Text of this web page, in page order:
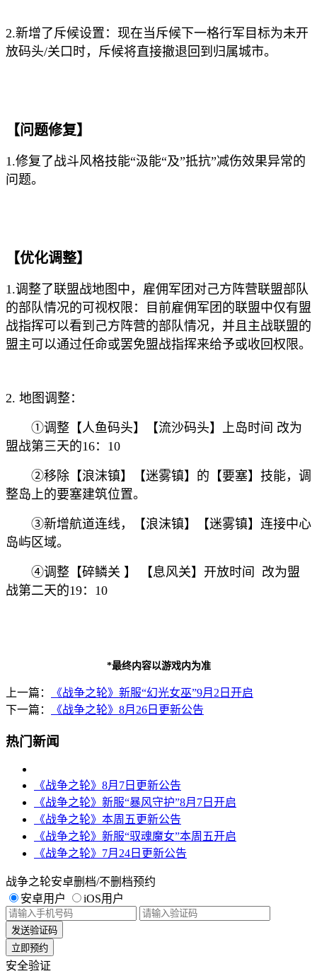
2.新增了斥候设置：现在当斥候下一格行军目标为未开
放码头/关口时，斥候将直接撤退回到归属城市。
【问题修复】
1.修复了战斗风格技能“汲能“及”抵抗”减伤效果异常的
问题。
【优化调整】
1.调整了联盟战地图中，雇佣军团对己方阵营联盟部队
的部队情况的可视权限：目前雇佣军团的联盟中仅有盟
战指挥可以看到己方阵营的部队情况，并且主战联盟的
盟主可以通过任命或罢免盟战指挥来给予或收回权限。
2. 地图调整：
①调整【人鱼码头】【流沙码头】上岛时间 改为
盟战第三天的16：10
②移除【浪沫镇】【迷雾镇】的【要塞】技能，调
整岛上的要塞建筑位置。
③新增航道连线，【浪沫镇】【迷雾镇】连接中心
岛屿区域。
④调整【碎鳞关 】 【息风关】开放时间 改为盟
战第二天的19：10
*最终内容以游戏内为准
上一篇：
《战争之轮》新服“幻光女巫”9月2日开启
下一篇：
《战争之轮》8月26日更新公告
热门新闻
《战争之轮》8月7日更新公告
《战争之轮》新服“暴风守护”8月7日开启
《战争之轮》本周五更新公告
《战争之轮》新服“驭魂魔女”本周五开启
《战争之轮》7月24日更新公告
战争之轮安卓删档/不删档预约
安卓用户
iOS用户
发送验证码
立即预约
安全验证